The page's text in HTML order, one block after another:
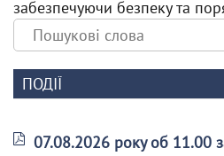
забезпечуючи безпеку та
ПОДІЇ
07.08.2026 року об 11.00